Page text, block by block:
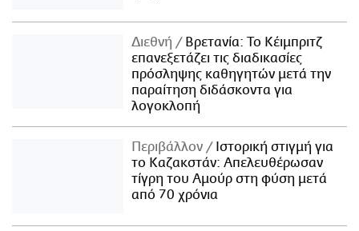
Διεθνή
Βρετανία: Το Κέιμπριτζ
επανεξετάζει τις διαδικασίες
πρόσληψης καθηγητών μετά την
παραίτηση διδάσκοντα για
λογοκλοπή
Περιβάλλον
Ιστορική στιγμή για
το Καζακστάν: Απελευθέρωσαν
τίγρη του Αμούρ στη φύση μετά
από 70 χρόνια